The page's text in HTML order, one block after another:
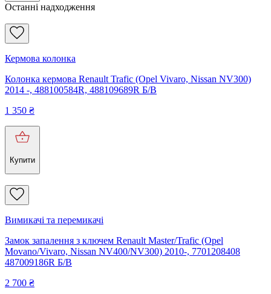
Останні надходження
Кермова колонка
Колонка кермова Renault Trafic (Opel Vivaro, Nissan NV300)
2014 -, 488100584R, 488109689R Б/В
1 350 ₴
Купити
Вимикачі та перемикачі
Замок запалення з ключем Renault Master/Trafic (Opel
Movano/Vivaro, Nissan NV400/NV300) 2010-, 7701208408
487009186R Б/В
2 700 ₴